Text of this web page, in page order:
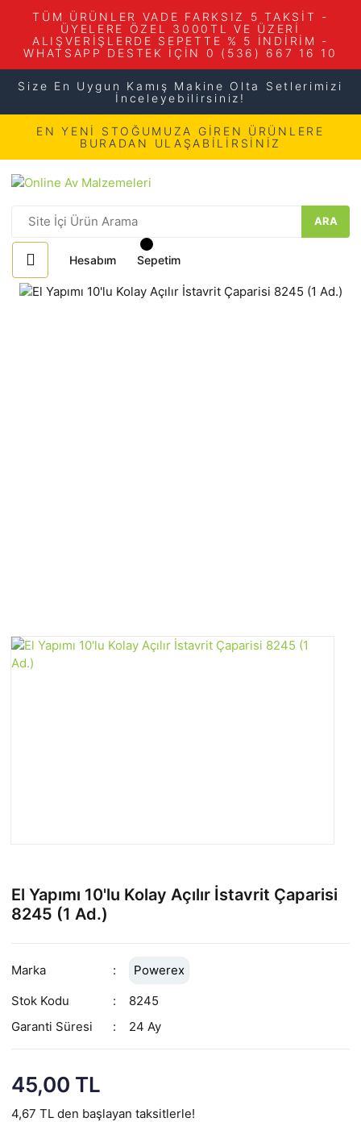
TÜM ÜRÜNLER VADE FARKSIZ 5 TAKSİT -
ÜYELERE ÖZEL 3000TL VE ÜZERİ
ALIŞVERİŞLERDE SEPETTE % 5 İNDİRİM -
WHATSAPP DESTEK İÇİN 0 (536) 667 16 10
Size En Uygun Kamış Makine Olta Setlerimizi
İnceleyebilirsiniz!
EN YENİ STOĞUMUZA GİREN ÜRÜNLERE
BURADAN ULAŞABİLİRSİNİZ
ARA
Hesabım Sepetim
El Yapımı 10'lu Kolay Açılır İstavrit Çaparisi
8245 (1 Ad.)
Marka
Powerex
Stok Kodu
8245
Garanti Süresi
24 Ay
45,00 TL
4,67 TL den başlayan taksitlerle!